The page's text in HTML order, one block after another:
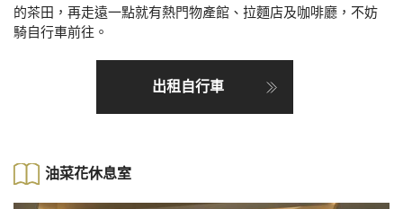
的茶田，再走遠一點就有熱門物產館、拉麵店及咖啡廳，不妨
騎自行車前往。
出租自行車
油菜花休息室